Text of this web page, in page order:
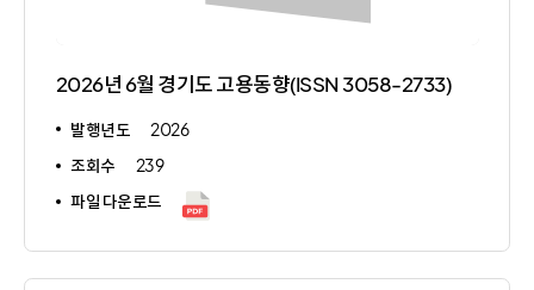
2026년 6월 경기도 고용동향(ISSN 3058-2733)
발행년도
2026
조회수
239
파일 다운로드